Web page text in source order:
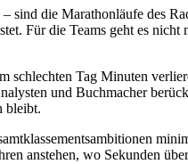
sind die Marathonläufe des
Für die Teams geht es
schlechten Tag Minuten
und Buchmacher
bleibt.
anstehen, wo Sekunden